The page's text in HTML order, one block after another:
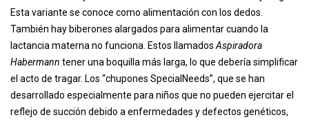
Esta variante se conoce como alimentación con los dedos.
También hay biberones alargados para alimentar cuando la
lactancia materna no funciona. Estos llamados Aspiradora
Habermann tener una boquilla más larga, lo que debería simplificar
el acto de tragar. Los “chupones SpecialNeeds”, que se han
desarrollado especialmente para niños que no pueden ejercitar el
reflejo de succión debido a enfermedades y defectos genéticos,